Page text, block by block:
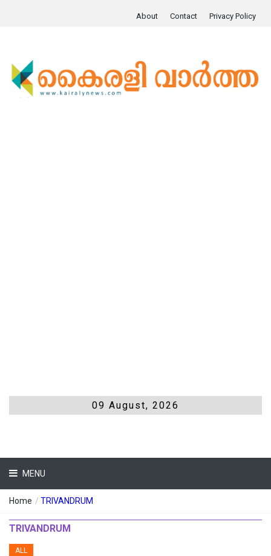
About Contact Privacy Policy
09 August, 2026
MENU
Home / TRIVANDRUM
TRIVANDRUM
ALL